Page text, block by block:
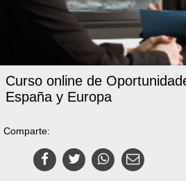
Curso online de
España y Europa
Comparte: